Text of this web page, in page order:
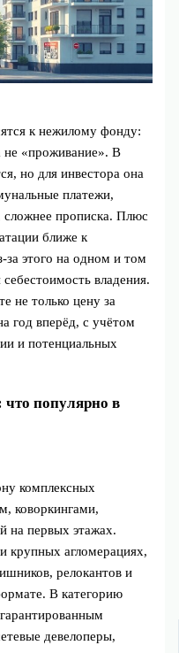
к нежилому фонду:
«проживание». В
но для инвестора она
платежи,
сложнее прописка. Плюс
ближе к
этого на одном и том
владения.
не только цену за
год вперёд, с учётом
и потенциальных
популярно в
комплексных
коворкингами,
на первых этажах.
крупных агломерациях,
релокантов и
В категорию
девелоперы,